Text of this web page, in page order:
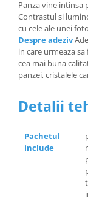
Panza vine intinsa
Contrastul si
cu cele ale unei
Despre adeziv
in care urmeaza
cea mai buna
panzei, cristalele
Detalii
Pachetul
include